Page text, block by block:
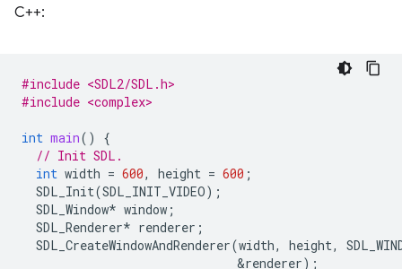
C++:
#include <SDL2/SDL.h>
#include <complex>
int main()
{
// Init SDL.
int width = 600, height = 600 ;
SDL_Init(SDL_INIT_VIDEO);
SDL_Window* window ;
SDL_Renderer* renderer ;
SDL_CreateWindowAndRenderer(width, height,
&renderer);